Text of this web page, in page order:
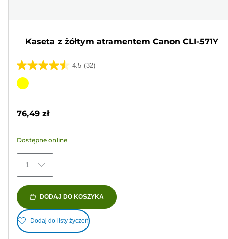
Kaseta z żółtym atramentem Canon CLI-571Y
4.5 (32)
4.5
na
32
Wkład
76,49 zł
Dostępne online
1
DODAJ DO KOSZYKA
Dodaj do listy życzeń